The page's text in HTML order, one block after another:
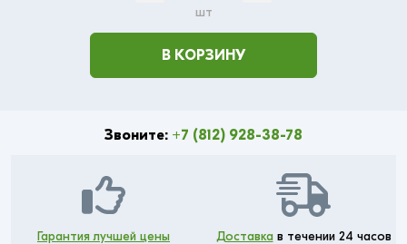
шт
В КОРЗИНУ
Звоните: +7 (812) 928-38-78
Гарантия лучшей цены Доставкав течении 24 часов